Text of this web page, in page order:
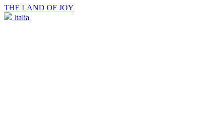
THE LAND OF JOY
Italia